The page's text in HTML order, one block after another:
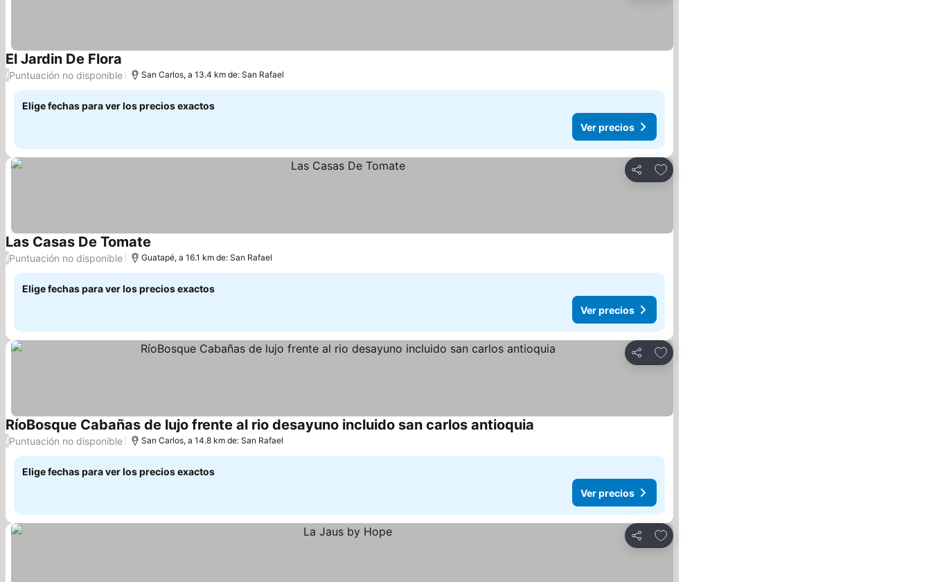
El Jardin De Flora
/Puntuación no disponible San Carlos, a 13.4 km de: San Rafael
Elige fechas para ver los precios exactos
Ver precios
Compartir
Agregar a favoritos
Las Casas De Tomate
/Puntuación no disponible Guatapé, a 16.1 km de: San Rafael
Elige fechas para ver los precios exactos
Ver precios
Compartir
Agregar a favoritos
RíoBosque Cabañas de lujo frente al rio desayuno incluido san carlos antioquia
/Puntuación no disponible San Carlos, a 14.8 km de: San Rafael
Elige fechas para ver los precios exactos
Ver precios
Compartir
Agregar a favoritos